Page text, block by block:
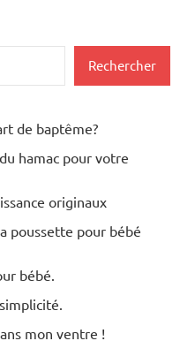
Rechercher
de baptême?
hamac pour votre
originaux
poussette pour bébé
bébé.
mon ventre !